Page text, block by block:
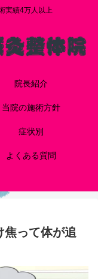
実績4万人以上
院長紹介
当院の施術方針
症状別
よくある質問
焦って体が追